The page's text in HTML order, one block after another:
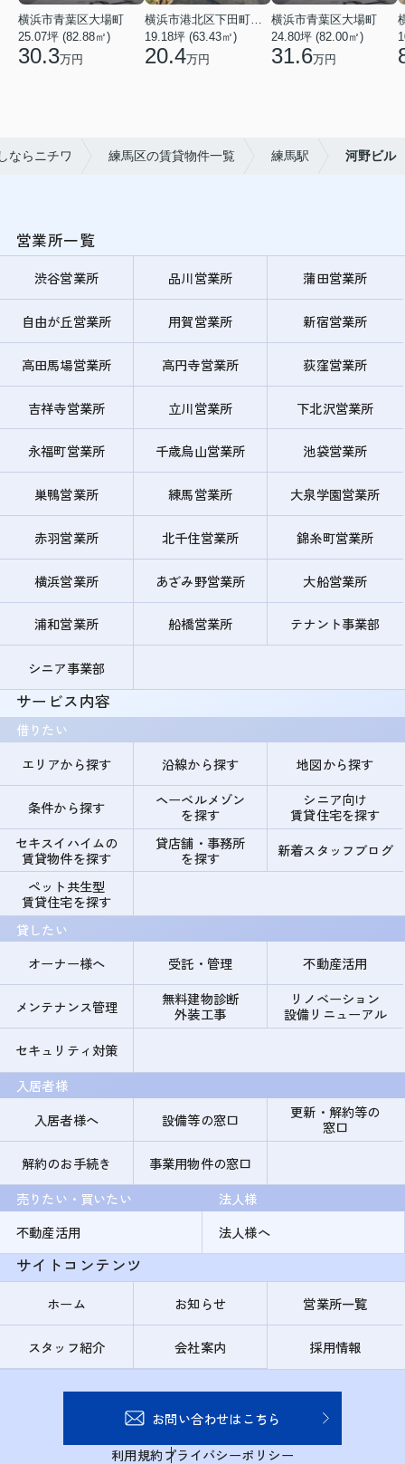
横浜市青葉区大場町
25.07坪 (82.88㎡)
30.3万円
19.18坪 (63.43㎡)
20.4万円
横浜市青葉区大場町
24.80坪 (82.00㎡)
31.6万円
ならニチワ 練馬区の賃貸物件一覧 練馬駅 河野ビル
営業所一覧
渋谷営業所 品川営業所 蒲田営業所
自由が丘営業所 用賀営業所 新宿営業所
高田馬場営業所 高円寺営業所 荻窪営業所
吉祥寺営業所 立川営業所 下北沢営業所
永福町営業所 千歳烏山営業所 池袋営業所
巣鴨営業所 練馬営業所 大泉学園営業所
赤羽営業所 北千住営業所 錦糸町営業所
横浜営業所 あざみ野営業所 大船営業所
浦和営業所 船橋営業所 テナント事業部
シニア事業部
サービス内容
借りたい
エリアから探す
沿線から探す 地図から探す
条件から探す
ヘーベルメゾン
を探す
シニア向け
賃貸住宅を探す
セキスイハイムの
賃貸物件を探す
貸店舗・事務所
を探す
新着スタッフブログ
ペット共生型
賃貸住宅を探す
貸したい
オーナー様へ
受託・管理 不動産活用
メンテナンス管理
無料建物診断
外装工事
リノベーション
設備リニューアル
セキュリティ対策
入居者様
入居者様へ
設備等の窓口
更新・解約等の
窓口
解約のお手続き
事業用物件の窓口
売りたい・買いたい
不動産活用
法人様
法人様へ
サイトコンテンツ
ホーム お知らせ 営業所一覧
スタッフ紹介 会社案内 採用情報
お問い合わせはこちら
利用規約プライバシーポリシー